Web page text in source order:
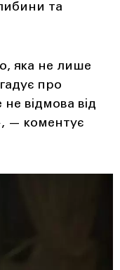
та
яка не лише
про
відмова від
— коментує